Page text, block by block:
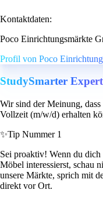
Kontaktdaten:
Poco Einrichtungsmärkte
Profil von Poco
StudySmarter
Wir sind der Meinung,
Vollzeit (m/w/d) erhalten
✨Tip Nummer 1
Sei proaktiv! Wenn du
Möbel interessierst, schau
unsere Märkte, sprich mit
direkt vor Ort.